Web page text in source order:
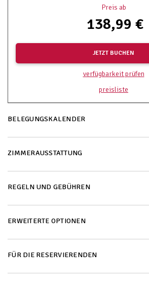
Preis ab
138,99 €
JETZT BUCHEN
verfügbarkeit prüfen
preisliste
BELEGUNGSKALENDER
ZIMMERAUSSTATTUNG
REGELN UND GEBÜHREN
ERWEITERTE OPTIONEN
FÜR DIE RESERVIERENDEN